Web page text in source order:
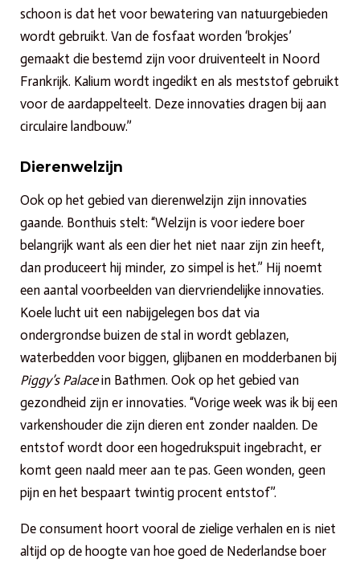
schoon is dat het voor bewatering van natuurgebieden
wordt gebruikt. Van de fosfaat worden ‘brokjes’
gemaakt die bestemd zijn voor druiventeelt in Noord
Frankrijk. Kalium wordt ingedikt en als meststof gebruikt
voor de aardappelteelt. Deze innovaties dragen bij aan
circulaire landbouw.”
Dierenwelzijn
Ook op het gebied van dierenwelzijn zijn innovaties
gaande. Bonthuis stelt: “Welzijn is voor iedere boer
belangrijk want als een dier het niet naar zijn zin heeft,
dan produceert hij minder, zo simpel is het.” Hij noemt
een aantal voorbeelden van diervriendelijke innovaties.
Koele lucht uit een nabijgelegen bos dat via
ondergrondse buizen de stal in wordt geblazen,
waterbedden voor biggen, glijbanen en modderbanen bij
Piggy’s Palacein Bathmen. Ook op het gebied van
gezondheid zijn er innovaties. “Vorige week was ik bij een
varkenshouder die zijn dieren ent zonder naalden. De
entstof wordt door een hogedrukspuit ingebracht, er
komt geen naald meer aan te pas. Geen wonden, geen
pijn en het bespaart twintig procent entstof”.
De consument hoort vooral de zielige verhalen en is niet
altijd op de hoogte van hoe goed de Nederlandse boer